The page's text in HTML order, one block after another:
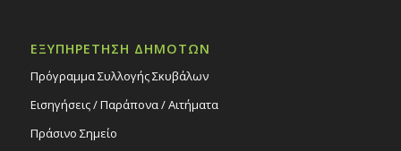
ΕΞΥΠΗΡΕΤΗΣΗ ΔΗΜΟΤΩΝ
Πρόγραμμα Συλλογής Σκυβάλων
Εισηγήσεις / Παράπονα / Αιτήματα
Πράσινο Σημείο